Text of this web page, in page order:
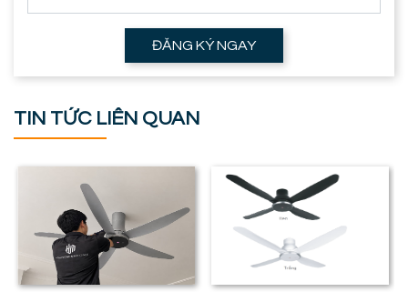
ĐĂNG KÝ NGAY
TIN TỨC LIÊN QUAN